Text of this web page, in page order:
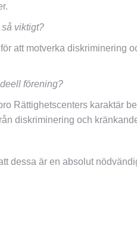
viktigt?
att motverka diskriminering
förening?
Rättighetscenters karaktär
diskriminering och
dessa är en absolut